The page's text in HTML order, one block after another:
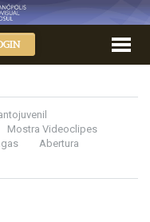
Mostra Videoclipes
Abertura